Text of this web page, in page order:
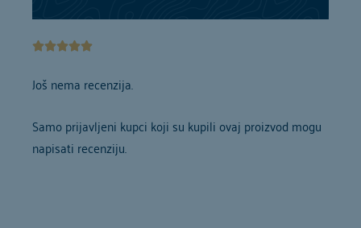

od
Još nema recenzija.
Samo prijavljeni kupci koji su kupili ovaj proizvod mogu
napisati recenziju.